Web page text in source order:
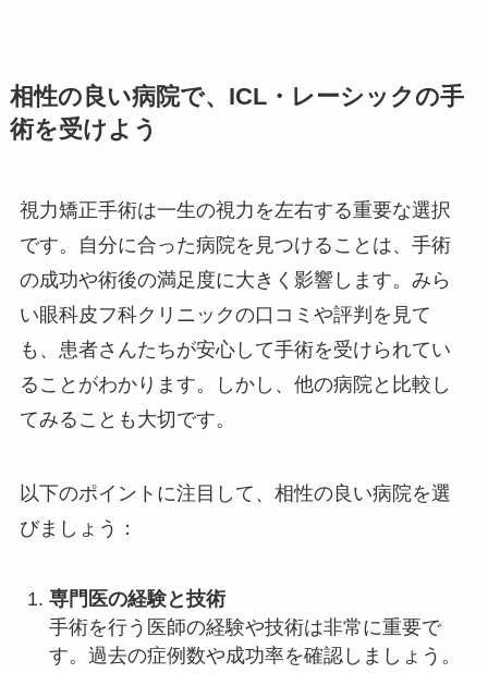
相性の良い病院で、ICL・レーシックの手
術を受けよう
視力矯正手術は一生の視力を左右する重要な選択
です。自分に合った病院を見つけることは、手術
の成功や術後の満足度に大きく影響します。みら
い眼科皮フ科クリニックの口コミや評判を見て
も、患者さんたちが安心して手術を受けられてい
ることがわかります。しかし、他の病院と比較し
てみることも大切です。
以下のポイントに注目して、相性の良い病院を選
びましょう：
専門医の経験と技術
手術を行う医師の経験や技術は非常に重要で
す。過去の症例数や成功率を確認しましょう。